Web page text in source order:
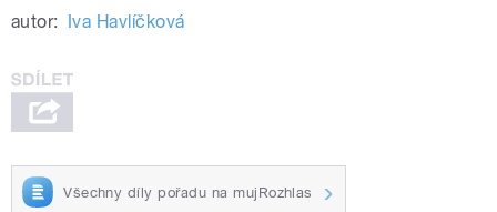
autor: Iva Havlíčková
Všechny díly pořadu na mujRozhlas